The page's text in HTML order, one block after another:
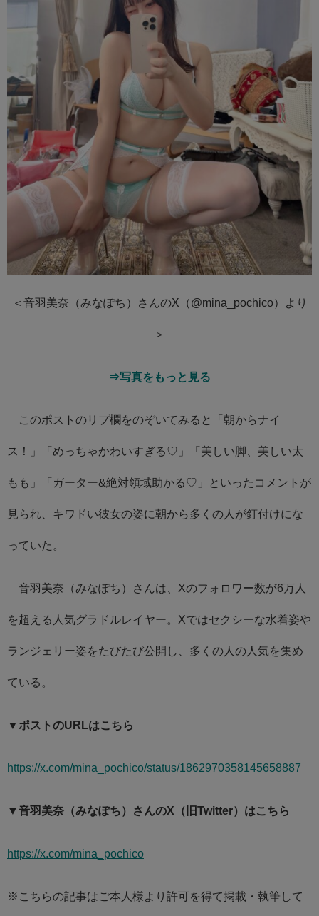
＜音羽美奈（みなぽち）さんのX（@mina_pochico）より
＞
⇒写真をもっと見る
このポストのリプ欄をのぞいてみると「朝からナイ
ス！」「めっちゃかわいすぎる♡」「美しい脚、美しい太
もも」「ガーター&絶対領域助かる♡」といったコメントが
見られ、キワドい彼女の姿に朝から多くの人が釘付けにな
っていた。
音羽美奈（みなぽち）さんは、Xのフォロワー数が6万人
を超える人気グラドルレイヤー。Xではセクシーな水着姿や
ランジェリー姿をたびたび公開し、多くの人の人気を集め
ている。
▼ポストのURLはこちら
https://x.com/mina_pochico/status/1862970358145658887
▼音羽美奈（みなぽち）さんのX（旧Twitter）はこちら
https://x.com/mina_pochico
※こちらの記事はご本人様より許可を得て掲載・執筆して